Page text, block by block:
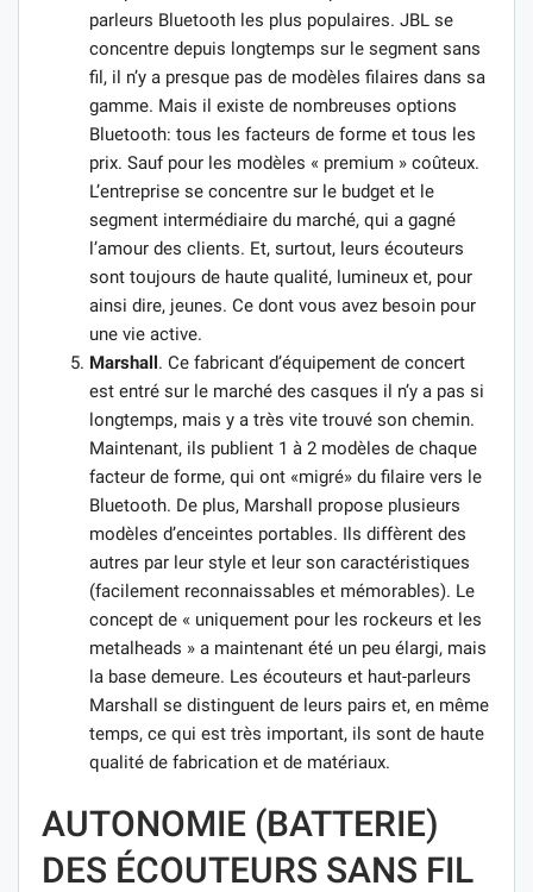
parleurs Bluetooth les plus populaires. JBL se
concentre depuis longtemps sur le segment sans
fil, il n’y a presque pas de modèles filaires dans sa
gamme. Mais il existe de nombreuses options
Bluetooth: tous les facteurs de forme et tous les
prix. Sauf pour les modèles « premium » coûteux.
L’entreprise se concentre sur le budget et le
segment intermédiaire du marché, qui a gagné
l’amour des clients. Et, surtout, leurs écouteurs
sont toujours de haute qualité, lumineux et, pour
ainsi dire, jeunes. Ce dont vous avez besoin pour
une vie active.
Marshall. Ce fabricant d’équipement de concert
est entré sur le marché des casques il n’y a pas si
longtemps, mais y a très vite trouvé son chemin.
Maintenant, ils publient 1 à 2 modèles de chaque
facteur de forme, qui ont «migré» du filaire vers le
Bluetooth. De plus, Marshall propose plusieurs
modèles d’enceintes portables. Ils diffèrent des
autres par leur style et leur son caractéristiques
(facilement reconnaissables et mémorables). Le
concept de « uniquement pour les rockeurs et les
metalheads » a maintenant été un peu élargi, mais
la base demeure. Les écouteurs et haut-parleurs
Marshall se distinguent de leurs pairs et, en même
temps, ce qui est très important, ils sont de haute
qualité de fabrication et de matériaux.
AUTONOMIE (BATTERIE)
DES ÉCOUTEURS SANS FIL